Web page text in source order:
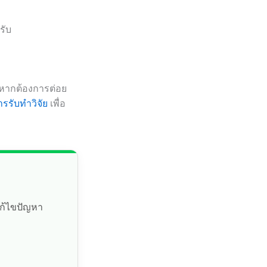
บ
ากต้องการต่อย
รรับทำวิจัย เพื่อ
ไขปัญหา